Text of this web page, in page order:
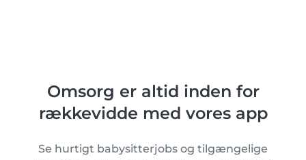
Omsorg er altid inden for
rækkevidde med vores app
Se hurtigt babysitterjobs og tilgængelige